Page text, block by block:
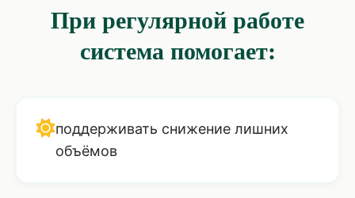
При регулярной работе
система помогает:
поддерживать снижение лишних
объёмов